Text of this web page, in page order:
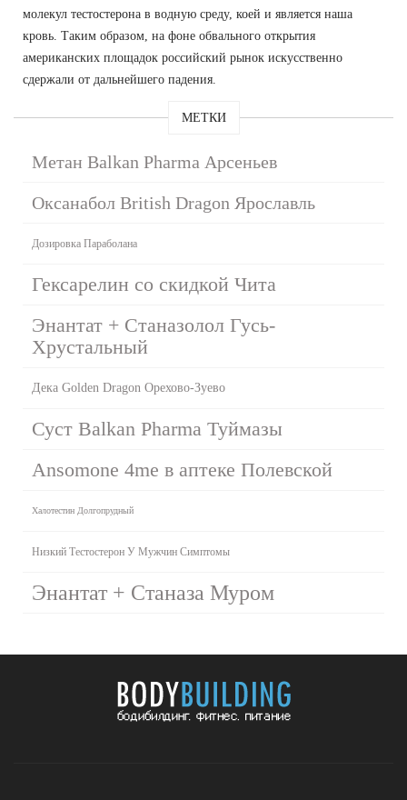
молекул тестостерона в водную среду, коей и является наша
кровь. Таким образом, на фоне обвального открытия
американских площадок российский рынок искусственно
сдержали от дальнейшего падения.
МЕТКИ
Метан Balkan Pharma Арсеньев
Оксанабол British Dragon Ярославль
Дозировка Параболана
Гексарелин со скидкой Чита
Энантат + Станазолол Гусь-
Хрустальный
Дека Golden Dragon Орехово-Зуево
Суст Balkan Pharma Туймазы
Ansomone 4me в аптеке Полевской
Халотестин Долгопрудный
Низкий Тестостерон У Мужчин Симптомы
Энантат + Станаза Муром